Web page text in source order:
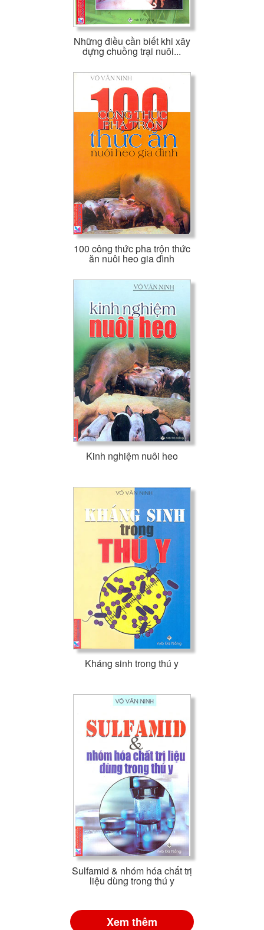
Những điều cần biết khi xây
dựng chuồng trại nuôi...
100 công thức pha trộn thức
ăn nuôi heo gia đình
Kinh nghiệm nuôi heo
Kháng sinh trong thú y
Sulfamid & nhóm hóa chất trị
liệu dùng trong thú y
Xem thêm